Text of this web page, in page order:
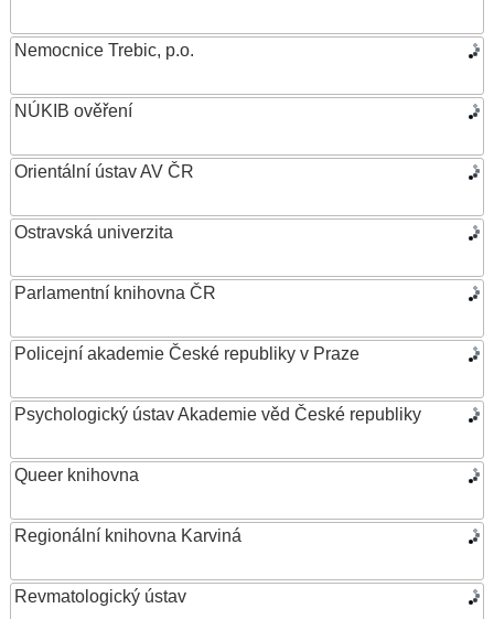
Nemocnice Trebic, p.o.
NÚKIB ověření
Orientální ústav AV ČR
Ostravská univerzita
Parlamentní knihovna ČR
Policejní akademie České republiky v Praze
Psychologický ústav Akademie věd České republiky
Queer knihovna
Regionální knihovna Karviná
Revmatologický ústav